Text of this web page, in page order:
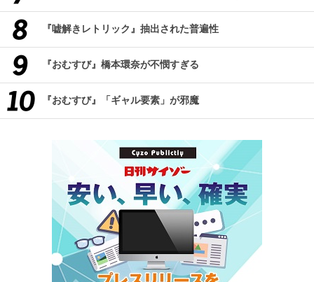
『嘘解きレトリック』抽出された普遍性
『おむすび』橋本環奈が不憫すぎる
『おむすび』「ギャル要素」が邪魔